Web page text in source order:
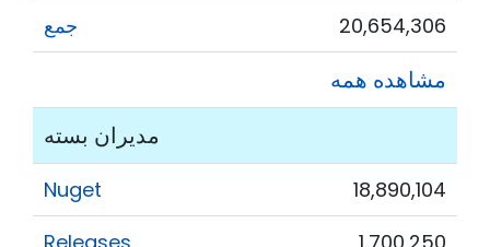
جمع 20,654,306
مشاهده همه
مدیران بسته
Nuget
18,890,104